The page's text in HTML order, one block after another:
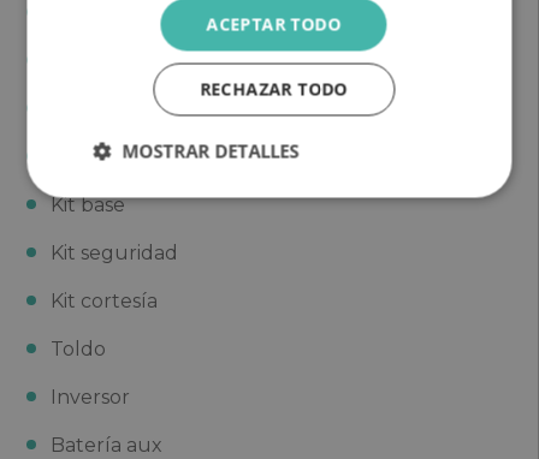
Frigorífico: 97
Hornillos cocina: 3
WC y ducha
Kit base
Kit seguridad
Kit cortesía
Toldo
Inversor
Batería aux
ACEPTAR TODO
RECHAZAR TODO
MOSTRAR DETALLES